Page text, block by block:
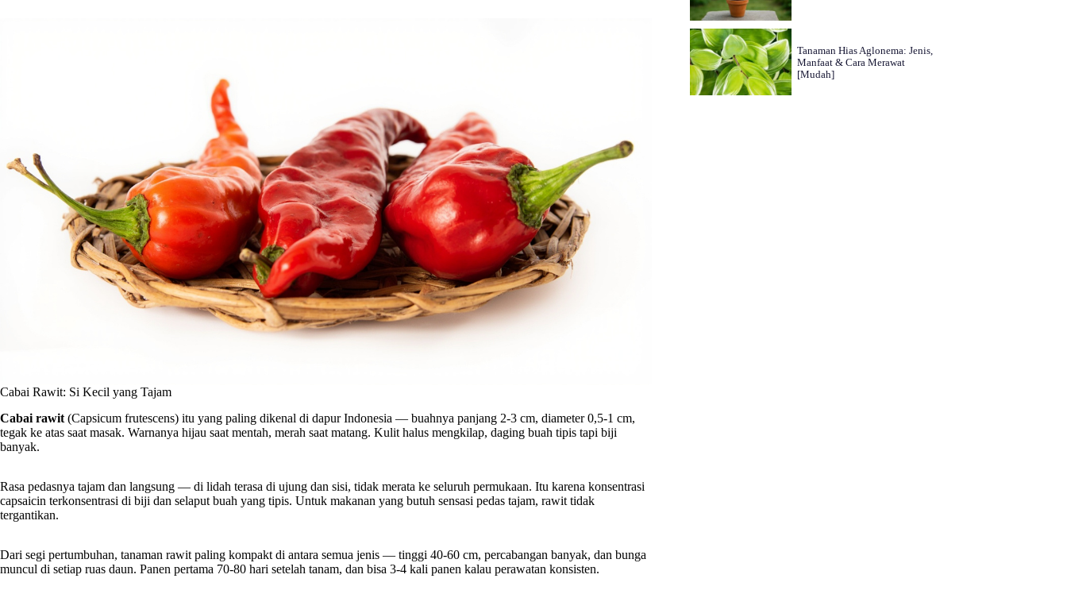
Cabai Rawit: Si Kecil yang Tajam
Cabai rawit (Capsicum frutescens) itu yang paling dikenal di dapur Indonesia — buahnya panjang 2-3 cm, diameter 0,5-1 cm,
tegak ke atas saat masak. Warnanya hijau saat mentah, merah saat matang. Kulit halus mengkilap, daging buah tipis tapi biji
banyak.
Rasa pedasnya tajam dan langsung — di lidah terasa di ujung dan sisi, tidak merata ke seluruh permukaan. Itu karena konsentrasi
capsaicin terkonsentrasi di biji dan selaput buah yang tipis. Untuk makanan yang butuh sensasi pedas tajam, rawit tidak
tergantikan.
Dari segi pertumbuhan, tanaman rawit paling kompakt di antara semua jenis — tinggi 40-60 cm, percabangan banyak, dan bunga
muncul di setiap ruas daun. Panen pertama 70-80 hari setelah tanam, dan bisa 3-4 kali panen kalau perawatan konsisten.
Tanaman Hias Aglonema: Jenis,
Manfaat & Cara Merawat
[Mudah]